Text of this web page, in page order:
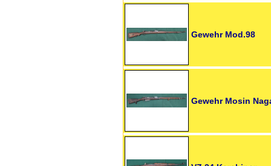
Gewehr Mod.98
Gewehr Mosin